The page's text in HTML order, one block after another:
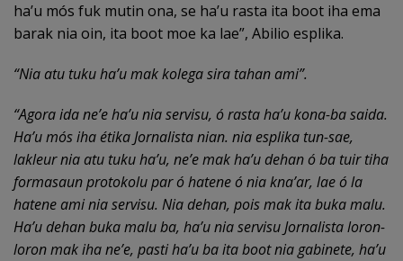
ha’u mós fuk mutin ona, se ha’u rasta ita boot iha ema
barak nia oin, ita boot moe ka lae”, Abilio esplika.
“Nia atu tuku ha’u mak kolega sira tahan ami”.
“Agora ida ne’e ha’u nia servisu, ó rasta ha’u kona-ba saida.
Ha’u mós iha étika Jornalista nian. nia esplika tun-sae,
lakleur nia atu tuku ha’u, ne’e mak ha’u dehan ó ba tuir tiha
formasaun protokolu par ó hatene ó nia kna’ar, lae ó la
hatene ami nia servisu. Nia dehan, pois mak ita buka malu.
Ha’u dehan buka malu ba, ha’u nia servisu Jornalista loron-
loron mak iha ne’e, pasti ha’u ba ita boot nia gabinete, ha’u